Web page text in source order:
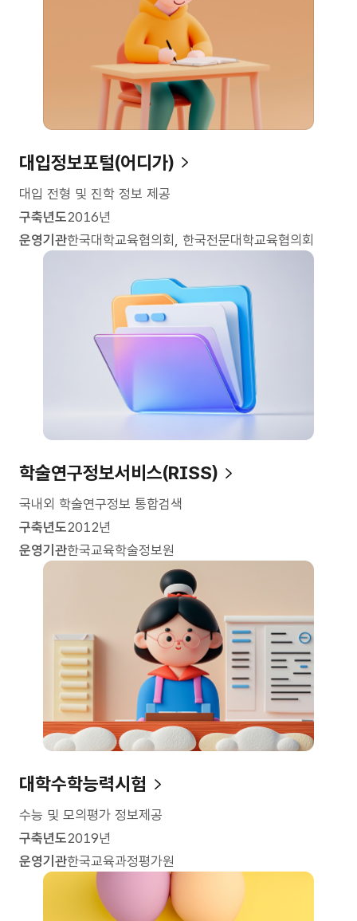
대입정보포털(어디가)
대입 전형 및 진학 정보 제공
구축년도2016년
운영기관한국대학교육협의회, 한국전문대학교육협의회
학술연구정보서비스(RISS)
국내외 학술연구정보 통합검색
구축년도2012년
운영기관한국교육학술정보원
대학수학능력시험
수능 및 모의평가 정보제공
구축년도2019년
운영기관한국교육과정평가원